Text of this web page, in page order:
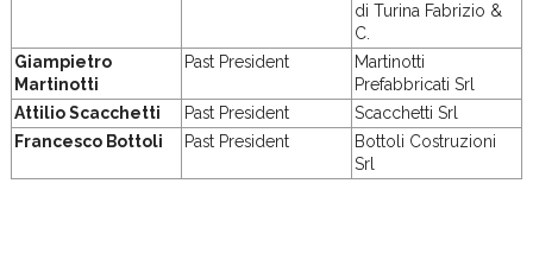
di Turina Fabrizio &
C.
Giampietro
Martinotti
Past President
Martinotti
Prefabbricati Srl
Attilio Scacchetti
Past President
Scacchetti Srl
Francesco Bottoli
Past President
Bottoli Costruzioni
Srl